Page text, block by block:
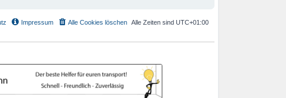
Alle Zeiten sind UTC+01:00
Alle Cookies löschen
Impressum